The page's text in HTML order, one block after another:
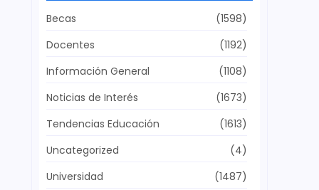
Becas
(1598)
Docentes
(1192)
Información General
(1108)
Noticias de Interés
(1673)
Tendencias Educación
(1613)
Uncategorized
(4)
Universidad
(1487)